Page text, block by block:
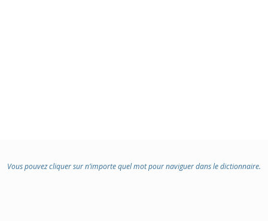
Vous pouvez cliquer sur n’importe quel mot pour naviguer dans le dictionnaire.